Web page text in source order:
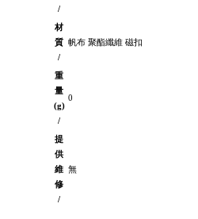
/
材
質
/
帆布 聚酯纖維 磁扣
重
量
(g)
/
0
提
供
維
修
/
無